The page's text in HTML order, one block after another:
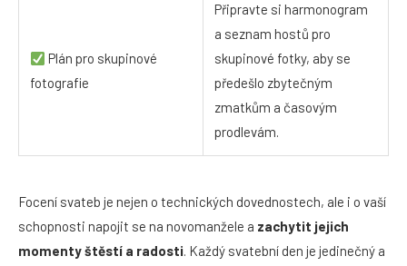
Plán pro skupinové
fotografie
Připravte si harmonogram
a seznam hostů pro
skupinové fotky, aby se
předešlo zbytečným
zmatkům a časovým
prodlevám.
Focení svateb je nejen o technických dovednostech, ale i o vaší
schopnosti napojit se na novomanžele a zachytit jejich
momenty štěstí a radosti. Každý svatební den je jedinečný a